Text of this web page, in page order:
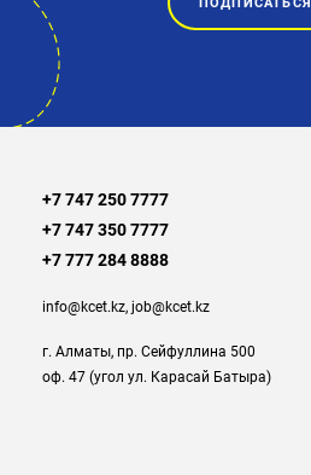
+7 747 250 7777
+7 747 350 7777
+7 777 284 8888
info@kcet.kz, job@kcet.kz
г. Алматы, пр. Сейфуллина 500
оф. 47 (угол ул. Карасай Батыра)